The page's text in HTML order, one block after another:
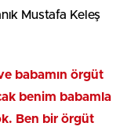
Mustafa Keleş
babamın örgüt
benim babamla
Ben bir örgüt